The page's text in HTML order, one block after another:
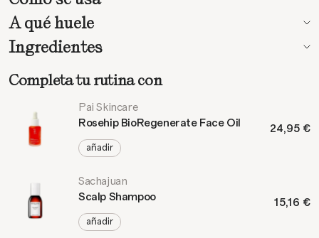
A qué huele
Ingredientes
Completa tu rutina con
Pai Skincare
Rosehip BioRegenerate Face Oil
añadir
24,95 €
Sachajuan
Scalp Shampoo
añadir
15,16 €